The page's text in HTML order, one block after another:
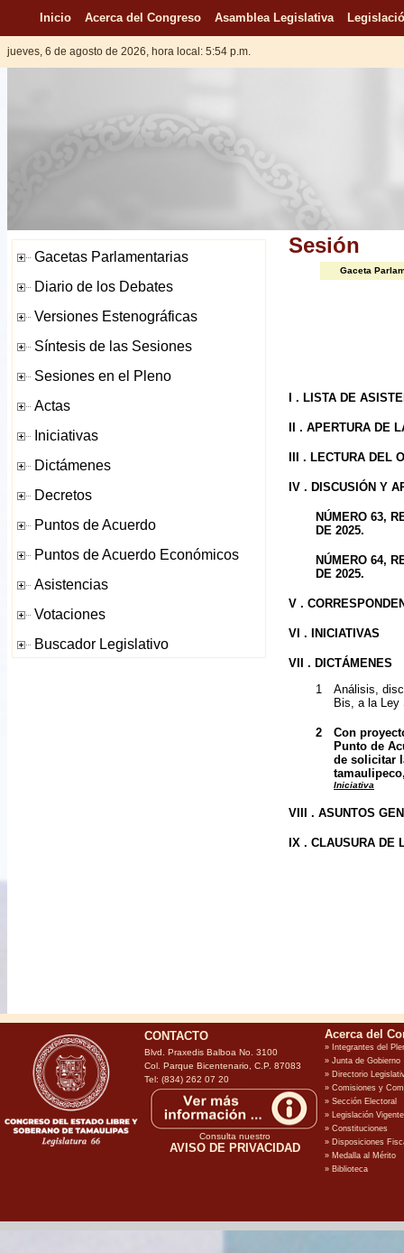
Inicio Acerca del Congreso Asamblea Legislativa
jueves, 6 de agosto de 2026, hora local: 5:54 p.m.
Sesión
Gaceta
I . LISTA DE
II . APERTURA DE
III . LECTURA DEL
IV . DISCUSIÓN Y
NÚMERO 63,
DE 2025.
NÚMERO 64,
DE 2025.
V .
VI . INICIATIVAS
VII . DICTÁMENES
1
Análisis,
Bis, a la Ley
2
Con
Punto de
de solicitar
Iniciativa
VIII . ASUNTOS
IX . CLAUSURA DE
CONTACTO
Blvd. Praxedis Balboa No. 3100
Col. Parque Bicentenario, C.P. 87083
Tel: (834) 262 07 20
Consulta nuestro
AVISO DE PRIVACIDAD